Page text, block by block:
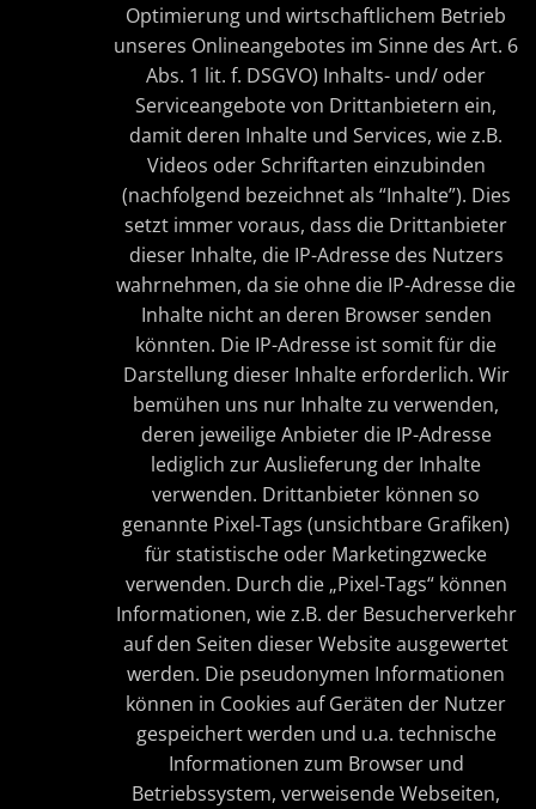
Optimierung und wirtschaftlichem Betrieb
unseres Onlineangebotes im Sinne des Art. 6
Abs. 1 lit. f. DSGVO) Inhalts- und/ oder
Serviceangebote von Drittanbietern ein,
damit deren Inhalte und Services, wie z.B.
Videos oder Schriftarten einzubinden
(nachfolgend bezeichnet als “Inhalte”). Dies
setzt immer voraus, dass die Drittanbieter
dieser Inhalte, die IP-Adresse des Nutzers
wahrnehmen, da sie ohne die IP-Adresse die
Inhalte nicht an deren Browser senden
könnten. Die IP-Adresse ist somit für die
Darstellung dieser Inhalte erforderlich. Wir
bemühen uns nur Inhalte zu verwenden,
deren jeweilige Anbieter die IP-Adresse
lediglich zur Auslieferung der Inhalte
verwenden. Drittanbieter können so
genannte Pixel-Tags (unsichtbare Grafiken)
für statistische oder Marketingzwecke
verwenden. Durch die „Pixel-Tags“ können
Informationen, wie z.B. der Besucherverkehr
auf den Seiten dieser Website ausgewertet
werden. Die pseudonymen Informationen
können in Cookies auf Geräten der Nutzer
gespeichert werden und u.a. technische
Informationen zum Browser und
Betriebssystem, verweisende Webseiten,